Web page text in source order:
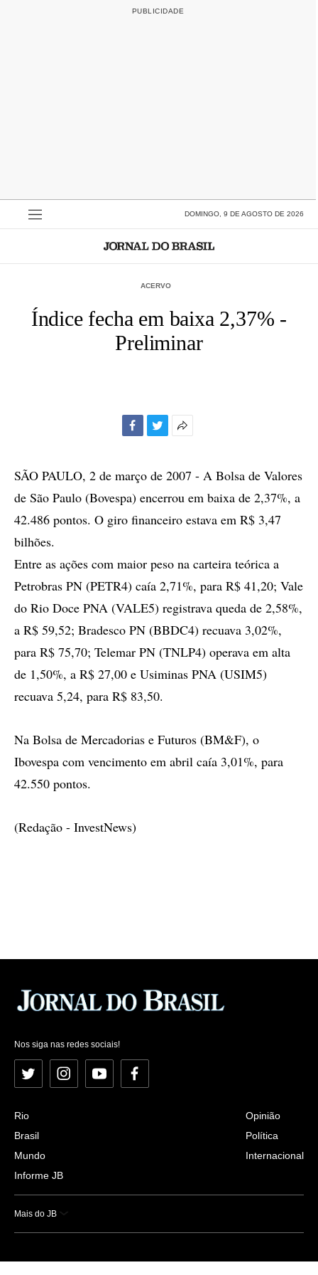
DOMINGO, 9 DE AGOSTO DE 2026
ACERVO
Índice fecha em baixa 2,37% -
Preliminar
compartilhamento
SÃO PAULO, 2 de março de 2007 - A Bolsa de Valores
de São Paulo (Bovespa) encerrou em baixa de 2,37%, a
42.486 pontos. O giro financeiro estava em R$ 3,47
bilhões.
Entre as ações com maior peso na carteira teórica a
Petrobras PN (PETR4) caía 2,71%, para R$ 41,20; Vale
do Rio Doce PNA (VALE5) registrava queda de 2,58%,
a R$ 59,52; Bradesco PN (BBDC4) recuava 3,02%,
para R$ 75,70; Telemar PN (TNLP4) operava em alta
de 1,50%, a R$ 27,00 e Usiminas PNA (USIM5)
recuava 5,24, para R$ 83,50.
Na Bolsa de Mercadorias e Futuros (BM&F), o
Ibovespa com vencimento em abril caía 3,01%, para
42.550 pontos.
(Redação - InvestNews)
Nos siga nas redes sociais!
Twitter InstagramYouTubeFacebook
Rio
Brasil
Mundo
Informe JB
Opinião
Política
Internacional
Mais do JB
Esportes